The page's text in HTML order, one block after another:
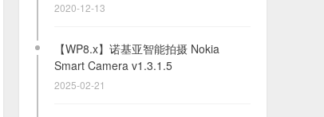
2025-02-21
N86玩一个天空战纪2的飞机游戏打不开
2022-01-03